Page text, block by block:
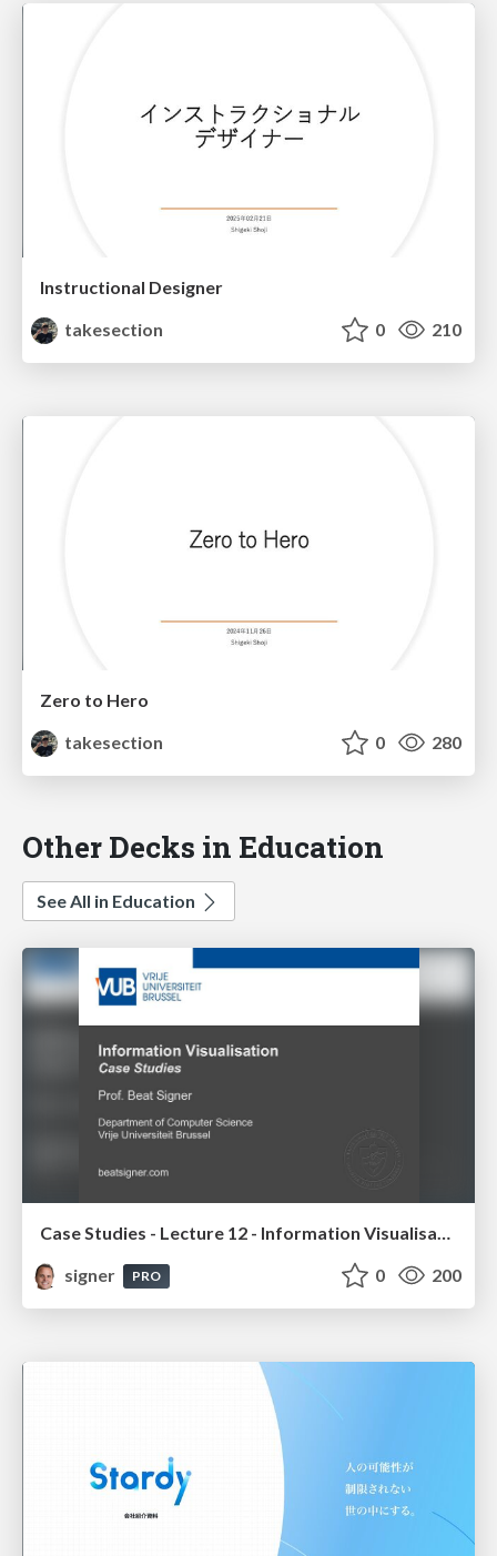
Instructional Designer
takesection
0 210
Zero to Hero
takesection
0 280
Other Decks in Education
See All in Education
signer
PRO 0 200